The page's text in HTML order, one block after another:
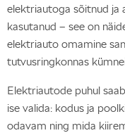
elektriautoga sõitnud ja
kasutanud – see on
elektriauto omamine
tutvusringkonnas
Elektriautode puhul
ise valida: kodus ja
odavam ning mida